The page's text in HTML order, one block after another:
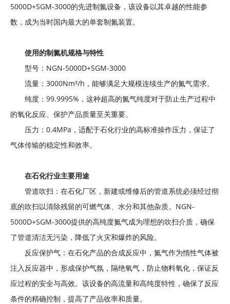
5000D+SGM-3000的先进制氮设备，该设备以其卓越的性能参
数，成为当时国内最大的单套制氮装置。
使用的制氮机规格与特性
型号：NGN-5000D+SGM-3000
流量：3000Nm³/h，能够满足大规模连续生产的氮气需求。
纯度：99.9995%，这种超高的氮气纯度对于防止生产过程中
的氧化反应、保护产品质量至关重要。
压力：0.4MPa，适配于石化行业的高标准操作压力，保证了
气体传输的稳定性和效率。
在石化行业主要用途
管道吹扫：在石化厂区，新建或维修后的管道系统必须经过彻
底的吹扫以清除残留的可燃气体、水分和其他杂质。NGN-
5000D+SGM-3000提供的高纯度氮气成为理想的吹扫介质，确保
了管道清洁无污染，降低了火灾和爆炸的风险。
反应保护气：在石化产品的合成反应中，氮气作为惰性气体被
注入反应器中，形成保护气氛，隔绝氧气，防止物料氧化，保证反
应过程的安全与高效。该设备的高流量和高纯度特性，确保了反应
条件的精确控制，提高了产品收率和质量。